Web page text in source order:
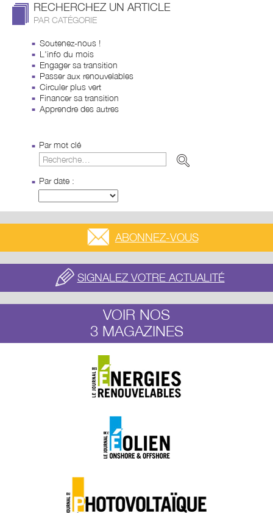
RECHERCHEZ UN ARTICLE
PAR CATÉGORIE
Soutenez-nous !
L'info du mois
Engager sa transition
Passer aux renouvelables
Circuler plus vert
Financer sa transition
Apprendre des autres
Par mot clé
Par date :
ABONNEZ-VOUS
SIGNALEZ VOTRE ACTUALITÉ
VOIR NOS
3 MAGAZINES